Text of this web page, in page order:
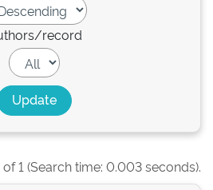
record
of 1 (Search time: 0.003 seconds).